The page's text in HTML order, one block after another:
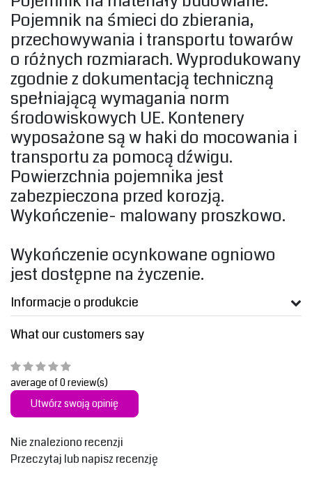
Pojemnik na śmieci do zbierania,
przechowywania i transportu towarów
o różnych rozmiarach. Wyprodukowany
zgodnie z dokumentacją techniczną
spełniającą wymagania norm
środowiskowych UE. Kontenery
wyposażone są w haki do mocowania i
transportu za pomocą dźwigu.
Powierzchnia pojemnika jest
zabezpieczona przed korozją.
Wykończenie- malowany proszkowo.
‎Wykończenie ocynkowane ogniowo
jest dostępne na życzenie.‎
Informacje o produkcie
What our customers say
average of 0 review(s)
Utwórz swoją opinię
Nie znaleziono recenzji
Przeczytaj lub napisz recenzję